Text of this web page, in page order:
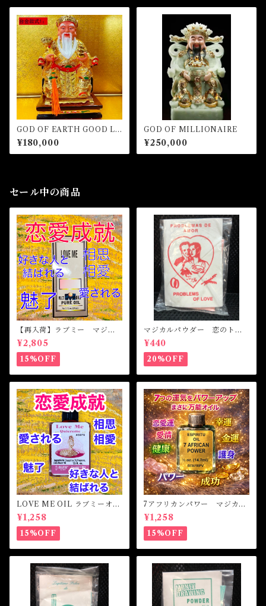
GOD OF EARTH GOOD LU
CK MILLIONAIRE
¥180,000
GOD OF MILLIONAIRE
¥250,000
セール中の商品
【再入荷】ラブミー マジカ
ルオイル・魔女オイル Love
Me Magical Oil
¥2,805
15%OFF
マジカルパウダー 恋のトラ
ブル Magical Powder PR
OBLEM OF LOVE
¥440
20%OFF
LOVE ME OIL ラブミーオイ
ル -相思相愛・愛される-
¥1,258
15%OFF
7アフリカンパワー マジカル
オイル・魔女オイル 7AFRI
CAN POWERS Magical Oil
¥1,258
15%OFF